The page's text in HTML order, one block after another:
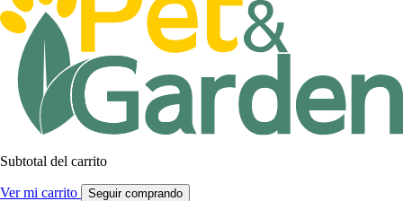
Subtotal del carrito
Ver mi carrito Seguir comprando